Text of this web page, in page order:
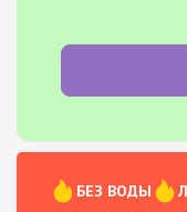
БЕЗ ВОДЫ